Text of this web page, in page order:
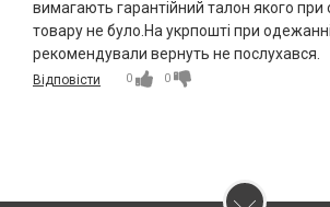
вимагають гарантійний талон якого при
товару не було.На укрпошті при
рекомендували вернуть не послухався.
Відповісти 0 0